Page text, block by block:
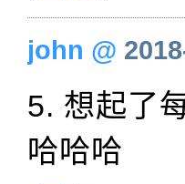
john @
5. 想起了
哈哈哈